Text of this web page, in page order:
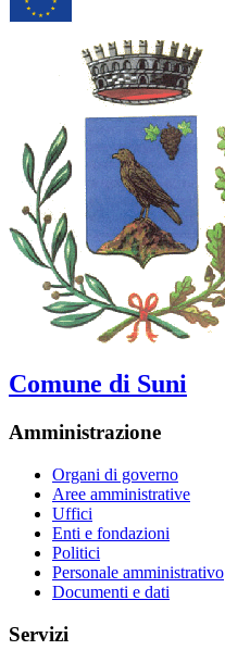
Comune di Suni
Amministrazione
Organi di governo
Aree amministrative
Uffici
Enti e fondazioni
Politici
Personale amministrativo
Documenti e dati
Servizi